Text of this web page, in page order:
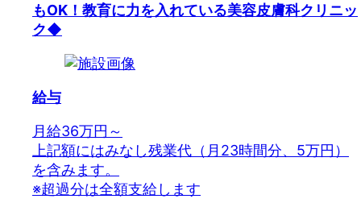
もOK！教育に力を入れている美容皮膚科クリニッ
ク◆
給与
月給36万円～
上記額にはみなし残業代（月23時間分、5万円）
を含みます。
※超過分は全額支給します